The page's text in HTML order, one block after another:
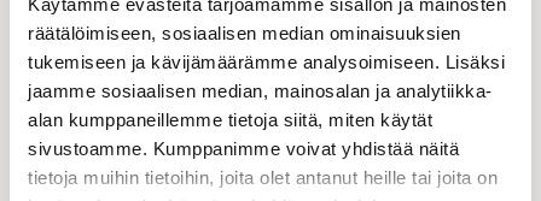
Käytämme evästeitä tarjoamamme sisällön ja mainosten
räätälöimiseen, sosiaalisen median ominaisuuksien
tukemiseen ja kävijämäärämme analysoimiseen. Lisäksi
jaamme sosiaalisen median, mainosalan ja analytiikka-
alan kumppaneillemme tietoja siitä, miten käytät
sivustoamme. Kumppanimme voivat yhdistää näitä
tietoja muihin tietoihin, joita olet antanut heille tai joita on
Rekisterinpitäjälle palveluita suorittaville tai tavaraa
esimerkiksi asiakaspalvelu, asennus- ja huoltopalvelu,
ohjelmistopalvelut, tutkimustoiminta, markkinointi ja
tapahtumien tuottaminen. Rekisterinpitäjä saattaa jakaa
henkilötietojasi maksujen perimiseksi tuotteista ja palveluista,
ja se voi esimerkiksi siirtää tai myydä maksamattomat laskut